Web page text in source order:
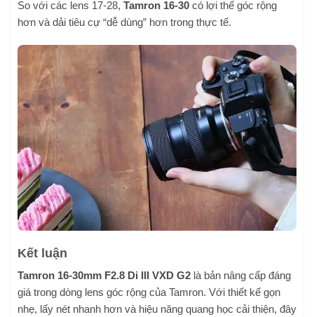
So với các lens 17-28, Tamron 16-30 có lợi thế góc rộng
hơn và dải tiêu cự “dễ dùng” hơn trong thực tế.
Kết luận
Tamron 16-30mm F2.8 Di III VXD G2 là bản nâng cấp đáng
giá trong dòng lens góc rộng của Tamron. Với thiết kế gọn
nhẹ, lấy nét nhanh hơn và hiệu năng quang học cải thiện, đây